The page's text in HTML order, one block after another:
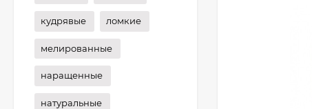
кудрявые ломкие
мелированные
наращенные
натуральные